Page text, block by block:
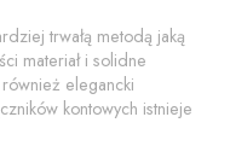
trwałą metodą jaką
materiał i solidne
elegancki
kontowych istnieje